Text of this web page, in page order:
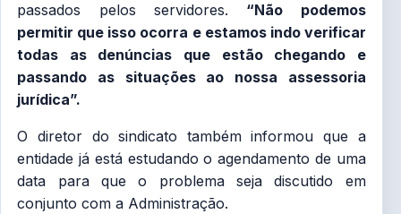
passados pelos servidores. “Não podemos
permitir que isso ocorra e estamos indo verificar
todas as denúncias que estão chegando e
passando as situações ao nossa assessoria
jurídica”.
O diretor do sindicato também informou que a
entidade já está estudando o agendamento de uma
data para que o problema seja discutido em
conjunto com a Administração.